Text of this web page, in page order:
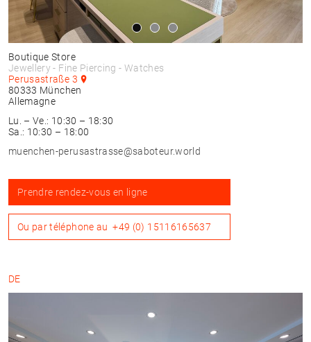
Boutique Store
Jewellery - Fine Piercing - Watches
Perusastraße 3
80333 München
Allemagne
Lu. – Ve.: 10:30 – 18:30
Sa.: 10:30 – 18:00
muenchen-perusastrasse@saboteur.world
Prendre rendez-vous en ligne
Ou par téléphone au+49 (0) 15116165637
DE